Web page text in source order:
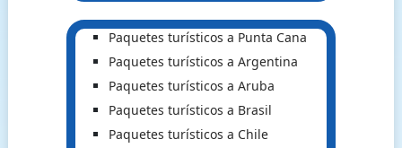
Paquetes turísticos a Punta Cana
Paquetes turísticos a Argentina
Paquetes turísticos a Aruba
Paquetes turísticos a Brasil
Paquetes turísticos a Chile